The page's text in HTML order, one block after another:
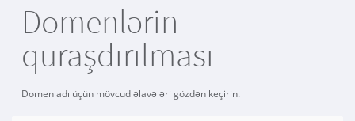
Domenlərin
quraşdırılması
Domen adı üçün mövcud əlavələri gözdən keçirin.